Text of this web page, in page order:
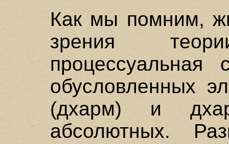
Как мы помним,
зрения
процессуальная
обусловленных
(дхарм) и
абсолютных.